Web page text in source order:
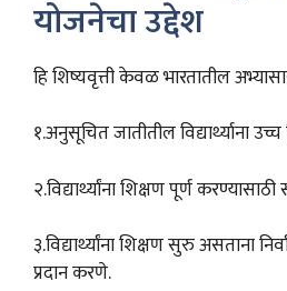
योजनेचा उद्देश
हि शिष्यवृत्ती केवळ भारतातील
१.अनुसूचित जातीतील विद्यार्थ्याना
२.विद्यार्थ्यांना शिक्षण पूर्ण
३.विद्यार्थ्यांना शिक्षण सुरु असताना
प्रदान करणे.